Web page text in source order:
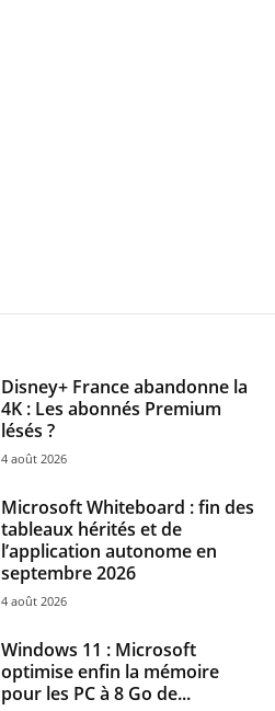
Disney+ France abandonne la
4K : Les abonnés Premium
lésés ?
4 août 2026
Microsoft Whiteboard : fin des
tableaux hérités et de
l’application autonome en
septembre 2026
4 août 2026
Windows 11 : Microsoft
optimise enfin la mémoire
pour les PC à 8 Go de...